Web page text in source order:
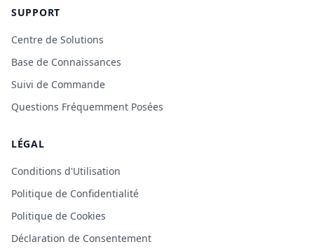
SUPPORT
Centre de Solutions
Base de Connaissances
Suivi de Commande
Questions Fréquemment Posées
LÉGAL
Conditions d'Utilisation
Politique de Confidentialité
Politique de Cookies
Déclaration de Consentement